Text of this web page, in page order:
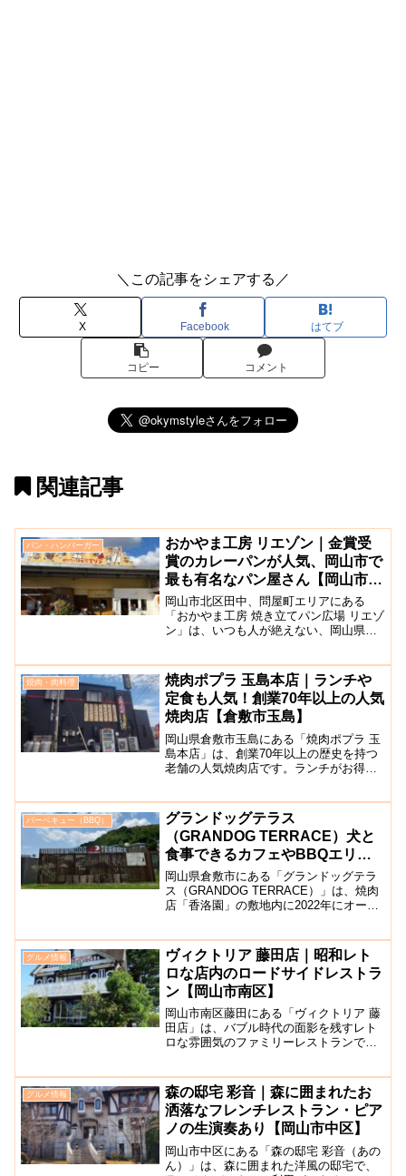
＼この記事をシェアする／
X Facebook はてブ
コピー コメント
関連記事
パン・ハンバーガー
おかやま工房 リエゾン｜金賞受
賞のカレーパンが人気、岡山市で
最も有名なパン屋さん【岡山市田
中】
岡山市北区田中、問屋町エリアにある
「おかやま工房 焼き立てパン広場 リエゾ
ン」は、いつも人が絶えない、岡山県内
ーパン」は、カレーパングランプリで金
賞を受賞し、お店の看板...
焼肉・肉料理
焼肉ポプラ 玉島本店｜ランチや
定食も人気！創業70年以上の人気
焼肉店【倉敷市玉島】
岡山県倉敷市玉島にある「焼肉ポプラ 玉
島本店」は、創業70年以上の歴史を持つ
老舗の人気焼肉店です。ランチがお得で
が楽しめるカウンター席や、5人程度入る
ことができる半個室...
バーベキュー（BBQ）
グランドッグテラス
（GRANDOG TERRACE）犬と
食事できるカフェやBBQエリア
完備【倉敷市】
岡山県倉敷市にある「グランドッグテラ
ス（GRANDOG TERRACE）」は、焼肉
店「香洛園」の敷地内に2022年にオープ
です。約1000坪の敷地があり、敷地のド
ッグ...
グルメ情報
ヴィクトリア 藤田店｜昭和レト
ロな店内のロードサイドレストラ
ン【岡山市南区】
岡山市南区藤田にある「ヴィクトリア 藤
田店」は、バブル時代の面影を残すレト
ロな雰囲気のファミリーレストランで
テーキやハンバーグなどの洋食料理、ト
ンカツ定食などの和風御膳...
グルメ情報
森の邸宅 彩音｜森に囲まれたお
洒落なフレンチレストラン・ピア
ノの生演奏あり【岡山市中区】
岡山市中区にある「森の邸宅 彩音（あの
ん）」は、森に囲まれた洋風の邸宅で、